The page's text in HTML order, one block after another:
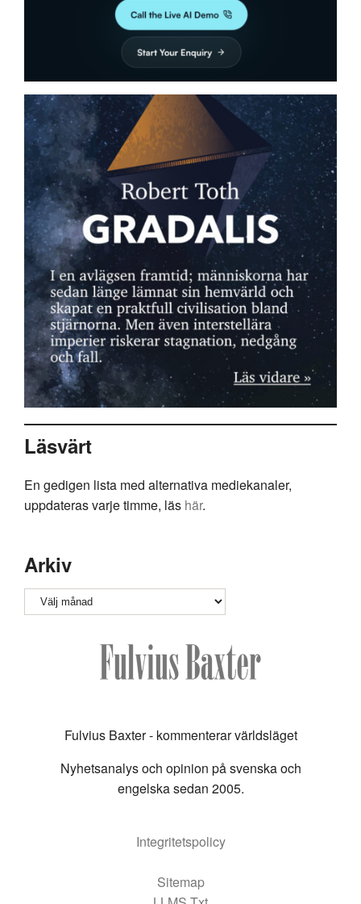
Läsvärt
En gedigen lista med alternativa mediekanaler,
uppdateras varje timme, läs här.
Arkiv
Arkiv
Fulvius Baxter - kommenterar världsläget
Nyhetsanalys och opinion på svenska och
engelska sedan 2005.
Integritetspolicy
Sitemap